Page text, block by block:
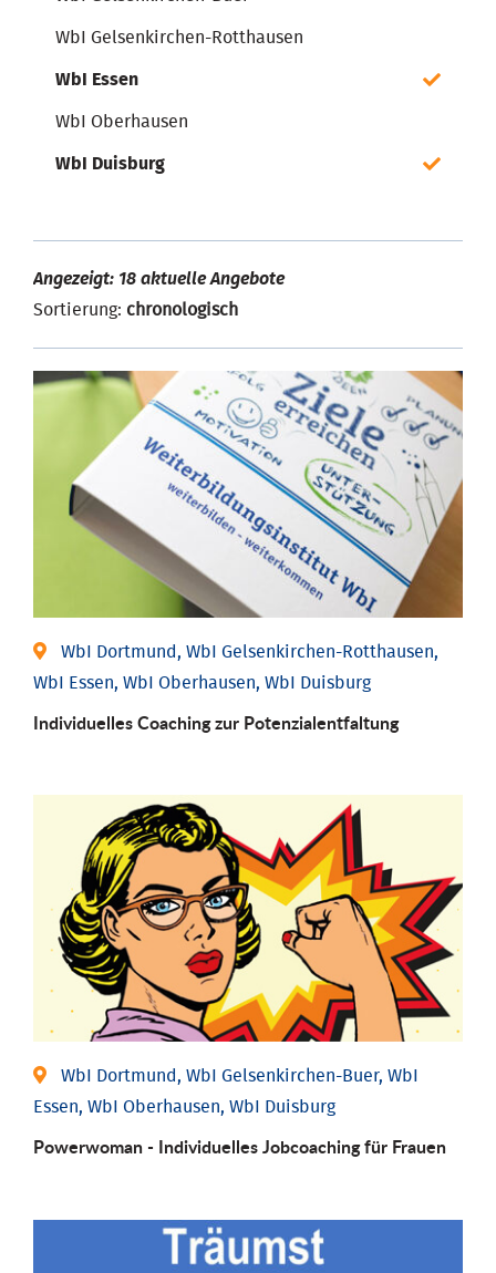
WbI Gelsenkirchen-Rotthausen
WbI Essen
WbI Oberhausen
WbI Duisburg
Angezeigt: 18 aktuelle Angebote
Sortierung: chronologisch
WbI Dortmund, WbI Gelsenkirchen-Rotthausen,
WbI Essen, WbI Oberhausen, WbI Duisburg
Individuelles Coaching zur Potenzialentfaltung
WbI Dortmund, WbI Gelsenkirchen-Buer, WbI
Essen, WbI Oberhausen, WbI Duisburg
Powerwoman - Individu­elles Job­coaching für Frauen